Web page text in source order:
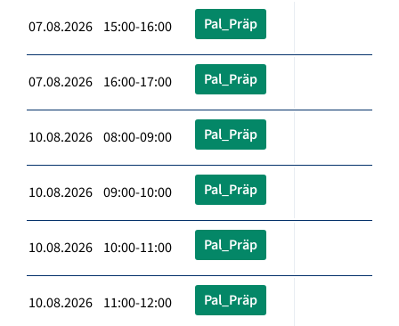
07.08.2026 15:00-16:00 Pal_Präp
07.08.2026 16:00-17:00 Pal_Präp
10.08.2026 08:00-09:00 Pal_Präp
10.08.2026 09:00-10:00 Pal_Präp
10.08.2026 10:00-11:00 Pal_Präp
10.08.2026 11:00-12:00 Pal_Präp